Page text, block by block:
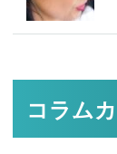
コラム